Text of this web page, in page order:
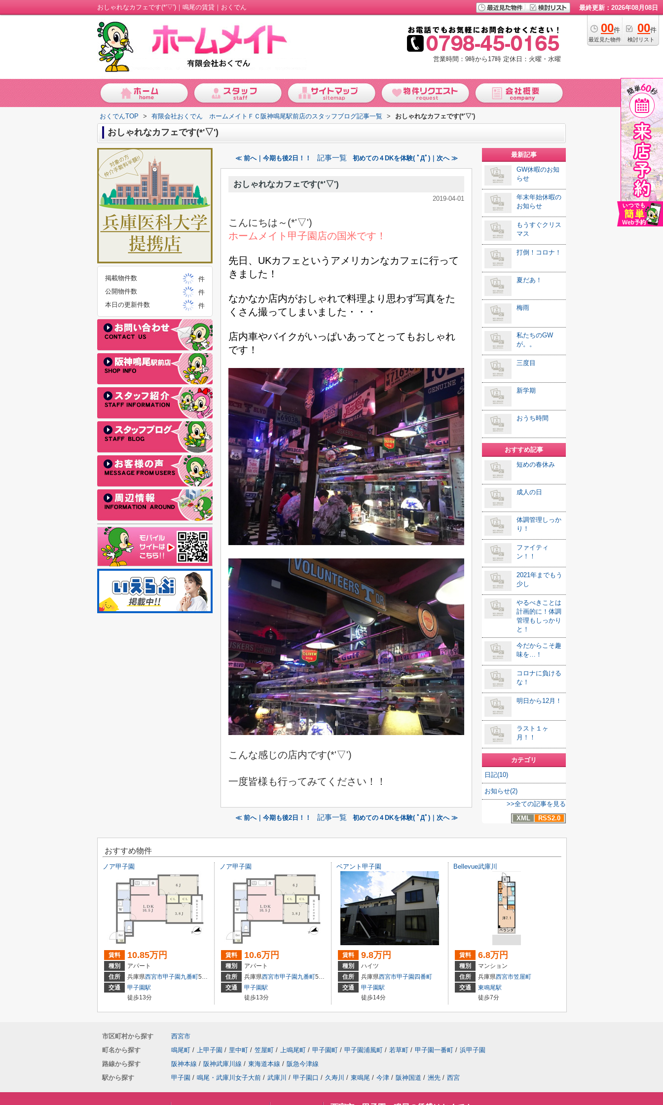
おしゃれなカフェです(*'▽')｜鳴尾の賃貸｜おくでん 最終更新：2026年08月08日
00件
最近見た物件
00件
検討リスト
営業時間：9時から17時 定休日：火曜・水曜
おくでんTOP > 有限会社おくでん ホームメイトＦＣ阪神鳴尾駅前店のスタッフブログ記事一覧 > おしゃれなカフェです(*'▽')
おしゃれなカフェです(*'▽')
≪ 前へ｜今期も後2日！！ 記事一覧 初めての４DKを体験( ﾟДﾟ)｜次へ ≫
おしゃれなカフェです(*'▽')
2019-04-01
こんにちは～(*'▽')
ホームメイト甲子園店の国米です！
先日、UKカフェというアメリカンなカフェに行って
きました！
なかなか店内がおしゃれで料理より思わず写真をた
くさん撮ってしまいました・・・
店内車やバイクがいっぱいあってとってもおしゃれ
です！
こんな感じの店内です(*'▽')
一度皆様も行ってみてください！！
≪ 前へ｜今期も後2日！！ 記事一覧 初めての４DKを体験( ﾟДﾟ)｜次へ ≫
最新記事
GW休暇のお知
らせ
年末年始休暇の
お知らせ
もうすぐクリス
マス
打倒！コロナ！
夏だあ！
梅雨
私たちのGW
が。。
三度目
新学期
おうち時間
おすすめ記事
短めの春休み
成人の日
体調管理しっか
り！
ファイティ
ン！！
2021年までもう
少し
やるべきことは
計画的に！体調
管理もしっかり
と！
今だからこそ趣
味を…！
コロナに負ける
な！
明日から12月！
ラスト１ヶ
月！！
カテゴリ
日記(10)
お知らせ(2)
>>全ての記事を見る
XML
RSS2.0
掲載物件数
件
公開物件数
件
本日の更新件数
件
おすすめ物件
ノア甲子園
賃料 10.85万円
種別
アパート
住所
兵庫県西宮市甲子園九番町5-16
交通
甲子園駅
徒歩13分
ノア甲子園
賃料 10.6万円
種別
アパート
住所
兵庫県西宮市甲子園九番町5-16
交通
甲子園駅
徒歩13分
ベアント甲子園
賃料 9.8万円
種別
ハイツ
住所
兵庫県西宮市甲子園四番町
交通
甲子園駅
徒歩14分
Bellevue武庫川
賃料 6.8万円
種別
マンション
住所
兵庫県西宮市笠屋町
交通
東鳴尾駅
徒歩7分
市区町村から探す
西宮市
町名から探す
鳴尾町 / 上甲子園 / 里中町 / 笠屋町 / 上鳴尾町 / 甲子園町 / 甲子園浦風町 / 若草町 / 甲子園一番町 / 浜甲子園
路線から探す
阪神本線 / 阪神武庫川線 / 東海道本線 / 阪急今津線
駅から探す
甲子園 / 鳴尾・武庫川女子大前 / 武庫川 / 甲子園口 / 久寿川 / 東鳴尾 / 今津 / 阪神国道 / 洲先 / 西宮